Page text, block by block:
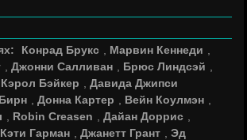
Конрад Брукс Марвин Кеннеди
,Джонни Салливан Брюс Линдсэй
Кэрол Бэйкер ,Давида Джипси
,Донна Картер Вейн Коулмэн
Robin Creasen ,Дайан Доррис
Кэти Гарман ,Джанетт Грант ,Эд